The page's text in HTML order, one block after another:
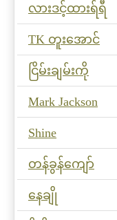
လားဒင့်ထားရ်ရီ
TK တူးအောင်
ငြိမ်းချမ်းကို
Mark Jackson
Shine
တန်ခွန်ကျော်
နေချို